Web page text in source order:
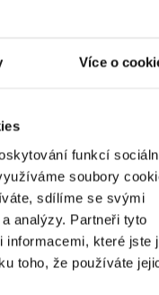
Více o
funkcí
soubory
sdílíme se svými
analýzy. Partneři tyto
informacemi, které jste
toho, že používáte
z bažin a
309 Kč